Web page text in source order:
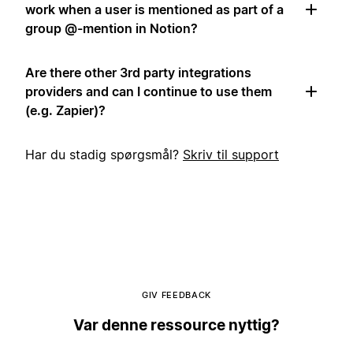
work when a user is mentioned as part of a
group @-mention in Notion?
Are there other 3rd party integrations
providers and can I continue to use them
(e.g. Zapier)?
Har du stadig spørgsmål? Skriv til support
GIV FEEDBACK
Var denne ressource nyttig?